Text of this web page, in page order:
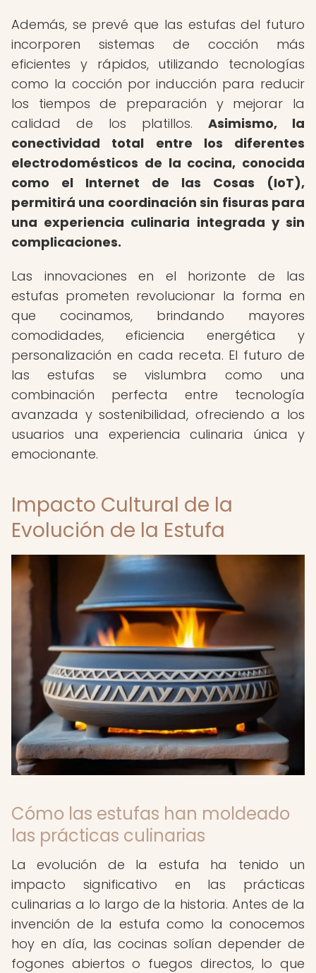
Además, se prevé que las estufas del futuro
incorporen sistemas de cocción más
eficientes y rápidos, utilizando tecnologías
como la cocción por inducción para reducir
los tiempos de preparación y mejorar la
calidad de los platillos. Asimismo, la
conectividad total entre los diferentes
electrodomésticos de la cocina, conocida
como el Internet de las Cosas (IoT),
permitirá una coordinación sin fisuras para
una experiencia culinaria integrada y sin
complicaciones.
Las innovaciones en el horizonte de las
estufas prometen revolucionar la forma en
que cocinamos, brindando mayores
comodidades, eficiencia energética y
personalización en cada receta. El futuro de
las estufas se vislumbra como una
combinación perfecta entre tecnología
avanzada y sostenibilidad, ofreciendo a los
usuarios una experiencia culinaria única y
emocionante.
Impacto Cultural de la
Evolución de la Estufa
Cómo las estufas han moldeado
las prácticas culinarias
La evolución de la estufa ha tenido un
impacto significativo en las prácticas
culinarias a lo largo de la historia. Antes de la
invención de la estufa como la conocemos
hoy en día, las cocinas solían depender de
fogones abiertos o fuegos directos, lo que